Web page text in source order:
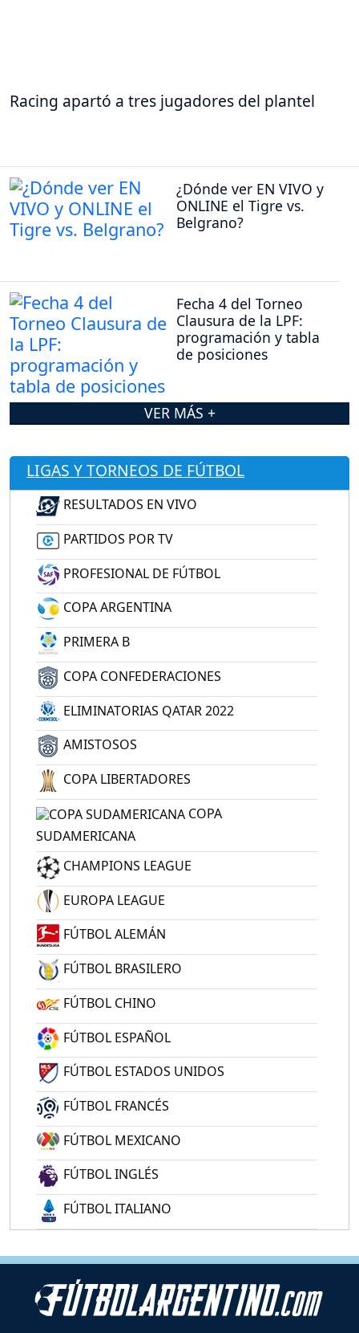
Racing apartó a tres jugadores del plantel
¿Dónde ver EN VIVO y
ONLINE el Tigre vs.
Belgrano?
Fecha 4 del Torneo
Clausura de la LPF:
programación y tabla
de posiciones
VER MÁS +
LIGAS Y TORNEOS DE FÚTBOL
RESULTADOS EN VIVO
PARTIDOS POR TV
PROFESIONAL DE FÚTBOL
COPA ARGENTINA
PRIMERA B
COPA CONFEDERACIONES
ELIMINATORIAS QATAR 2022
AMISTOSOS
COPA LIBERTADORES
COPA
SUDAMERICANA
CHAMPIONS LEAGUE
EUROPA LEAGUE
FÚTBOL ALEMÁN
FÚTBOL BRASILERO
FÚTBOL CHINO
FÚTBOL ESPAÑOL
FÚTBOL ESTADOS UNIDOS
FÚTBOL FRANCÉS
FÚTBOL MEXICANO
FÚTBOL INGLÉS
FÚTBOL ITALIANO